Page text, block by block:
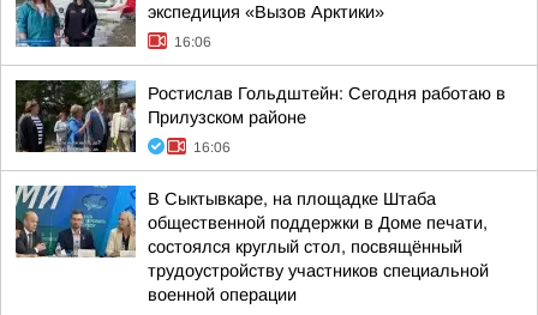
экспедиция «Вызов Арктики»
16:06
Ростислав Гольдштейн: Сегодня работаю в
Прилузском районе
16:06
В Сыктывкаре, на площадке Штаба
общественной поддержки в Доме печати,
состоялся круглый стол, посвящённый
трудоустройству участников специальной
военной операции